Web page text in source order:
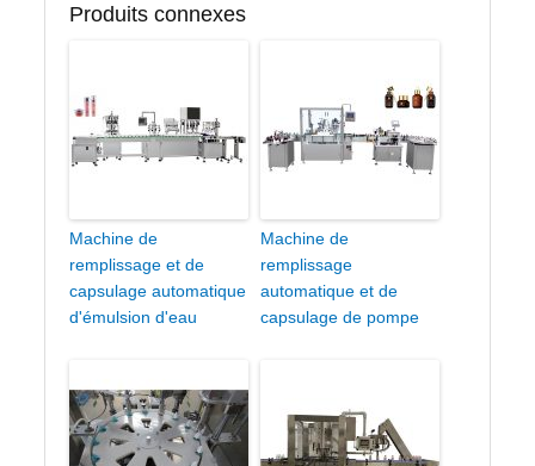
Produits connexes
Machine de
remplissage et de
capsulage automatique
d'émulsion d'eau
Machine de
remplissage
automatique et de
capsulage de pompe